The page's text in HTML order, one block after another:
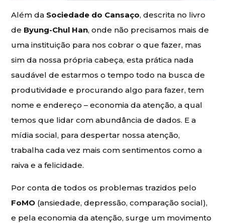
Além da Sociedade do Cansaço, descrita no livro
de Byung-Chul Han, onde não precisamos mais de
uma instituição para nos cobrar o que fazer, mas
sim da nossa própria cabeça, esta prática nada
saudável de estarmos o tempo todo na busca de
produtividade e procurando algo para fazer, tem
nome e endereço – economia da atenção, a qual
temos que lidar com abundância de dados. E a
mídia social, para despertar nossa atenção,
trabalha cada vez mais com sentimentos como a
raiva e a felicidade.
Por conta de todos os problemas trazidos pelo
FoMO (ansiedade, depressão, comparação social),
e pela economia da atenção, surge um movimento